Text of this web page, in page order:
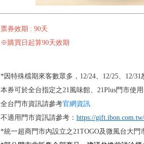
票券效期 : 90天
※購買日起算90天效期
*因特殊檔期來客數眾多，12/24、12/25、12/
本券可於全台指定之21風味館、21Plus門市使用
全台門市資訊請參考官網資訊
不適用門市資訊請參考： https://
*統一超商門市內設立之21TOGO及微風台大門